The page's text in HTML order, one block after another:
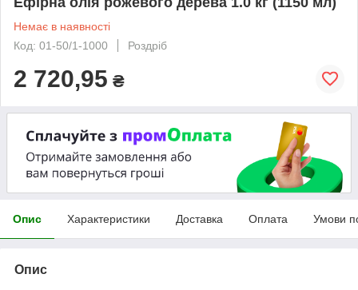
Немає в наявності
Код: 01-50/1-1000
Роздріб
2 720,95 ₴
Опис Характеристики Доставка Оплата Умови
Опис